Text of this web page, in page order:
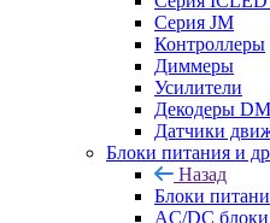
Серия JM
Контроллеры
Диммеры
Усилители
Декодеры
Датчики
Блоки питания и
Назад
Блоки
AC/DC